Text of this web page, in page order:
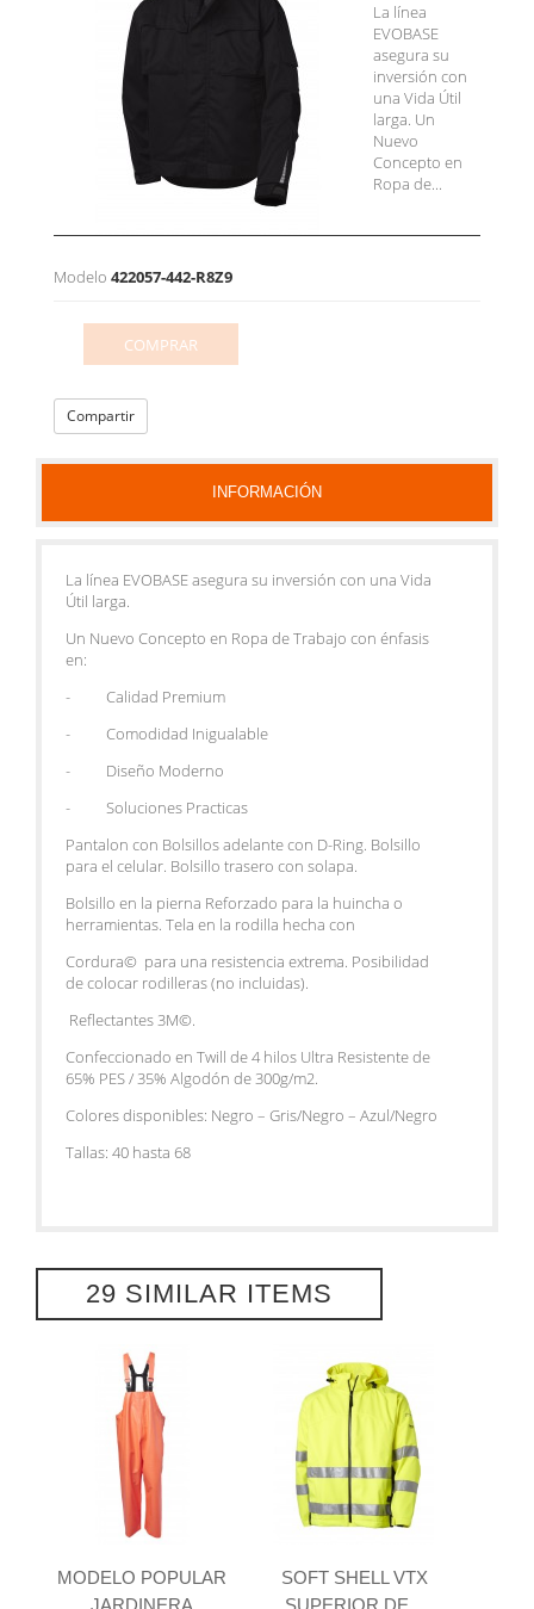
La línea
EVOBASE
asegura su
inversión con
una Vida Útil
larga. Un
Nuevo
Concepto en
Ropa de...
Modelo 422057-442-R8Z9
COMPRAR
Compartir
INFORMACIÓN
La línea EVOBASE asegura su inversión con una Vida
Útil larga.
Un Nuevo Concepto en Ropa de Trabajo con énfasis
en:
- Calidad Premium
- Comodidad Inigualable
- Diseño Moderno
- Soluciones Practicas
Pantalon con Bolsillos adelante con D-Ring. Bolsillo
para el celular. Bolsillo trasero con solapa.
Bolsillo en la pierna Reforzado para la huincha o
herramientas. Tela en la rodilla hecha con
Cordura© para una resistencia extrema. Posibilidad
de colocar rodilleras (no incluidas).
Reflectantes 3M©.
Confeccionado en Twill de 4 hilos Ultra Resistente de
65% PES / 35% Algodón de 300g/m2.
Colores disponibles: Negro – Gris/Negro – Azul/Negro
Tallas: 40 hasta 68
29 SIMILAR ITEMS
MODELO POPULAR
JARDINERA
SOFT SHELL VTX
SUPERIOR DE...